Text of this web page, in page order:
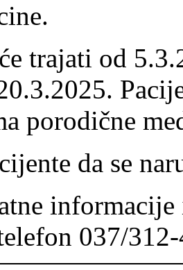
trajati od
porodične
da se
037/